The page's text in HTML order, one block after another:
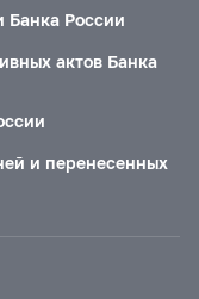
Банка России
актов Банка
и перенесенных